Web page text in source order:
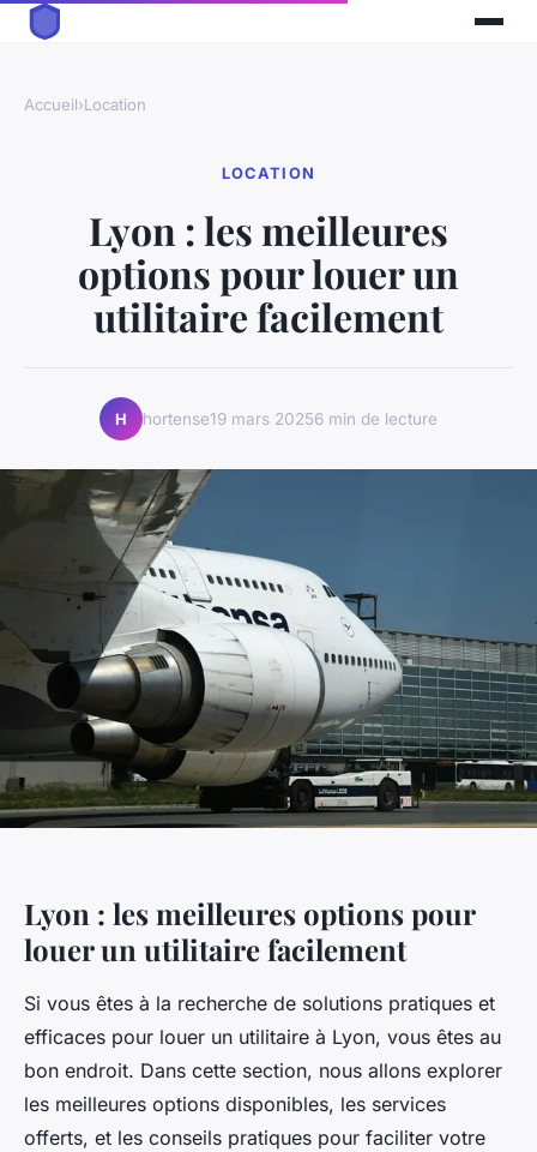
Accueil›Location
LOCATION
Lyon : les meilleures
options pour louer un
utilitaire facilement
H hortense19 mars 20256 min de lecture
Lyon : les meilleures options pour
louer un utilitaire facilement
Si vous êtes à la recherche de solutions pratiques et
efficaces pour louer un utilitaire à Lyon, vous êtes au
bon endroit. Dans cette section, nous allons explorer
les meilleures options disponibles, les services
offerts, et les conseils pratiques pour faciliter votre